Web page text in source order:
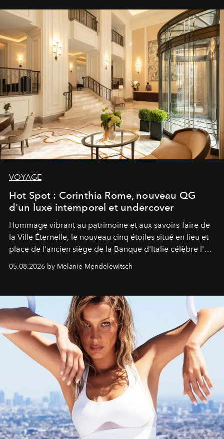
VOYAGE
Hot Spot : Corinthia Rome, nouveau QG
d'un luxe intemporel et undercover
Hommage vibrant au patrimoine et aux savoirs-faire de
la Ville Éternelle, le nouveau cinq étoiles situé en lieu et
place de l'ancien siège de la Banque d'Italie célèbre l'art
05.08.2026 by Melanie Mendelewitsch